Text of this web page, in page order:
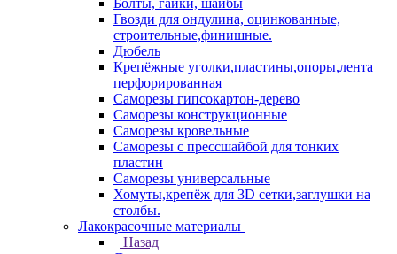
Болты, гайки, шайбы
Гвозди для ондулина, оцинкованные,
строительные,финишные.
Дюбель
Крепёжные уголки,пластины,опоры,лента
перфорированная
Саморезы гипсокартон-дерево
Саморезы конструкционные
Саморезы кровельные
Саморезы с прессшайбой для тонких
пластин
Саморезы универсальные
Хомуты,крепёж для 3D сетки,заглушки на
столбы.
Лакокрасочные материалы
Назад